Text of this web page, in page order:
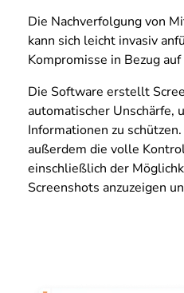
Die Nachverfolgung von
kann sich leicht invasiv
Kompromisse in Bezug
Die Software erstellt
automatischer Unschärfe,
Informationen zu
außerdem die volle
einschließlich der
Screenshots anzuzeigen